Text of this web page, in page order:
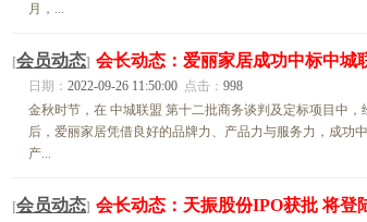
月，...
[会员动态] 会长动态：爱丽家居成功中标中城
日期： 2022-09-26 11:50:00 点击： 998
金秋时节，在 中城联盟 第十二批商务谈判及定标项目中
后，爱丽家居凭借良好的品牌力、产品力与服务力，成功
产...
[会员动态] 会长动态：天振股份IPO获批 将登